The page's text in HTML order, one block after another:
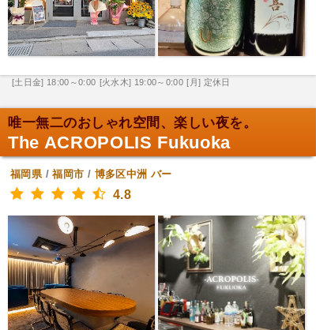
[土日金] 18:00～0:00 [火水木] 19:00～0:00 [月] 定休日
唯一無二のおしゃれ空間、楽しい夜を。
The ACROPOLIS Fukuoka
福岡県/福岡市 / 博多区中洲 バー
4.8